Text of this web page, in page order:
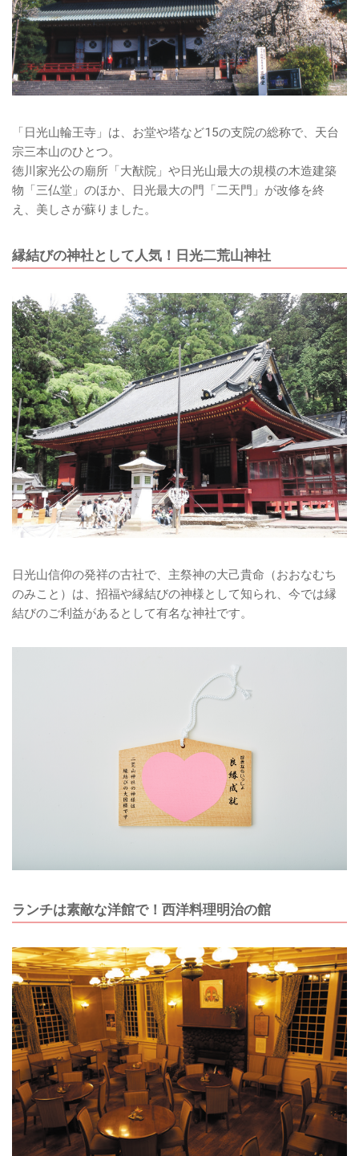
「日光山輪王寺」は、お堂や塔など15の支院の総称で、天台
宗三本山のひとつ。
徳川家光公の廟所「大猷院」や日光山最大の規模の木造建築
物「三仏堂」のほか、日光最大の門「二天門」が改修を終
え、美しさが蘇りました。
縁結びの神社として人気！日光二荒山神社
日光山信仰の発祥の古社で、主祭神の大己貴命（おおなむち
のみこと）は、招福や縁結びの神様として知られ、今では縁
結びのご利益があるとして有名な神社です。
ランチは素敵な洋館で！西洋料理明治の館